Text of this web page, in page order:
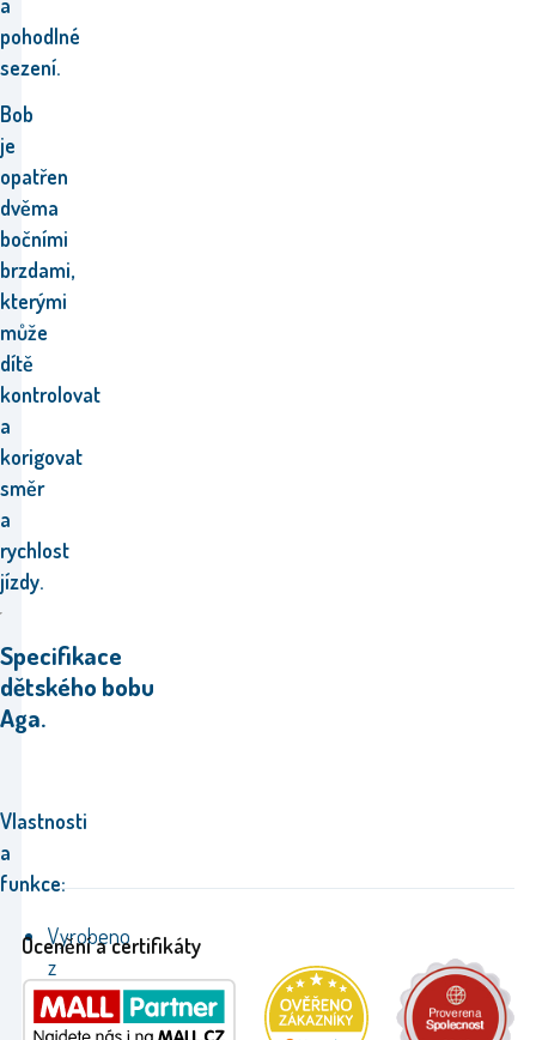
pohodlné
sezení.
Bob
je
opatřen
dvěma
bočními
brzdami,
kterými
může
dítě
kontrolovat
a
korigovat
směr
a
rychlost
jízdy.
Specifikace
dětského bobu
Aga.
Vlastnosti
a
funkce:
Vyrobeno
z
vysoce
kvalitního
Ocenění a certifikáty